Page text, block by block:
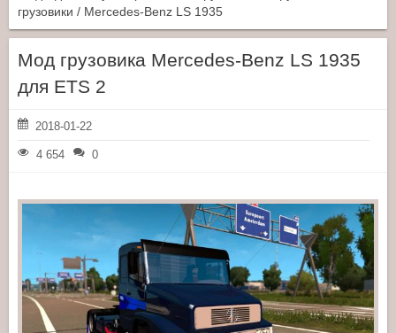
грузовики / Mercedes-Benz LS 1935
Мод грузовика Mercedes-Benz LS 1935
для ETS 2
2018-01-22
4 654 0